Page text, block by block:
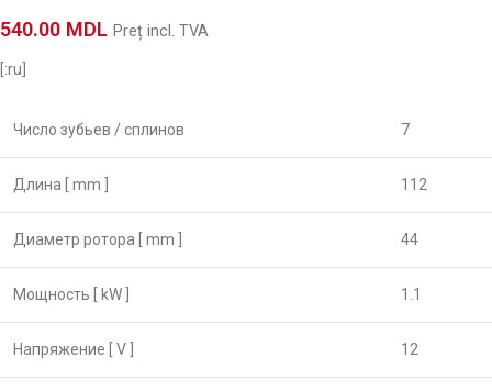
540.00 MDL Preț incl. TVA
[:ru]
Число зубьев / сплинов 7
Длина [ mm ] 112
Диаметр ротора [ mm ] 44
Мощность [ kW ] 1.1
Напряжение [ V ] 12